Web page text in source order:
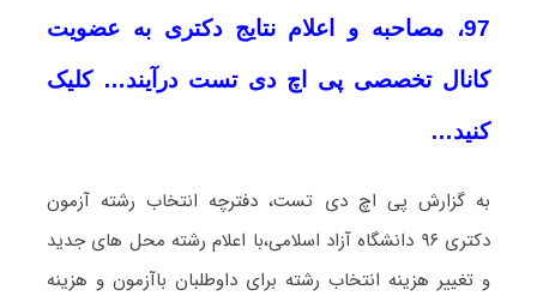
97، مصاحبه و اعلام نتایج دکتری به عضویت
کانال تخصصی پی اچ دی تست درآیند… کلیک
کنید…
به گزارش پی اچ دی تست، دفترچه انتخاب رشته آزمون
دکتری ۹۶ دانشگاه آزاد اسلامی،با اعلام رشته محل های جدید
و تغییر هزینه انتخاب رشته برای داوطلبان باآزمون و هزینه